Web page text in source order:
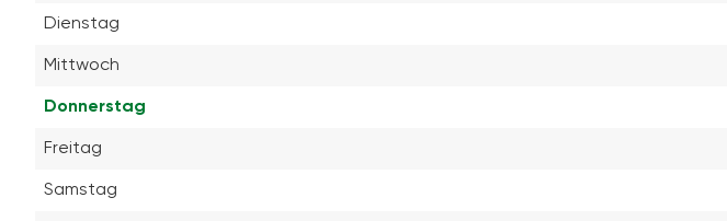
Dienstag
Mittwoch
Donnerstag
Freitag
Samstag